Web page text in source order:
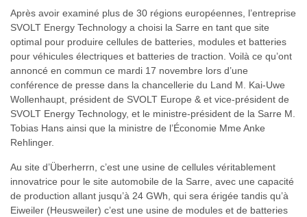
Après avoir examiné plus de 30 régions européennes, l’entreprise
SVOLT Energy Technology a choisi la Sarre en tant que site
optimal pour produire cellules de batteries, modules et batteries
pour véhicules électriques et batteries de traction. Voilà ce qu’ont
annoncé en commun ce mardi 17 novembre lors d’une
conférence de presse dans la chancellerie du Land M. Kai-Uwe
Wollenhaupt, président de SVOLT Europe & et vice-président de
SVOLT Energy Technology, et le ministre-président de la Sarre M.
Tobias Hans ainsi que la ministre de l’Économie Mme Anke
Rehlinger.
Au site d’Überherrn, c’est une usine de cellules véritablement
innovatrice pour le site automobile de la Sarre, avec une capacité
de production allant jusqu’à 24 GWh, qui sera érigée tandis qu’à
Eiweiler (Heusweiler) c’est une usine de modules et de batteries